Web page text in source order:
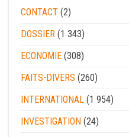
CONTACT (2)
DOSSIER (1 343)
ECONOMIE (308)
FAITS-DIVERS (260)
INTERNATIONAL (1 954)
INVESTIGATION (24)